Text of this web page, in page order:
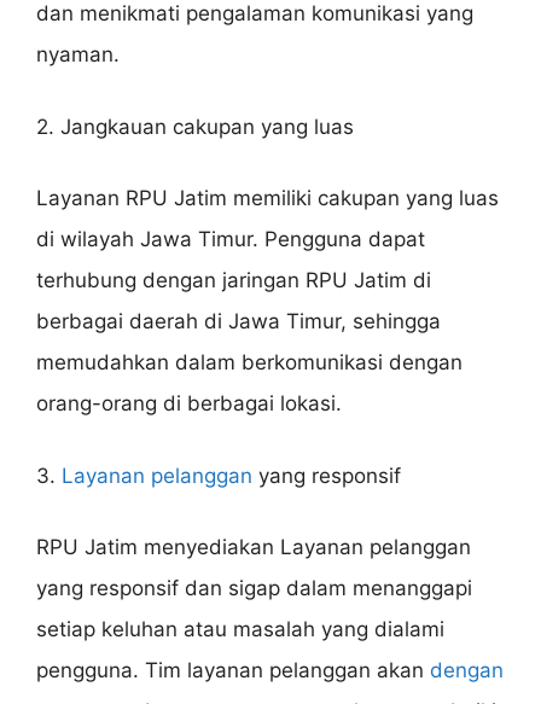
dan menikmati pengalaman komunikasi yang
nyaman.
2. Jangkauan cakupan yang luas
Layanan RPU Jatim memiliki cakupan yang luas
di wilayah Jawa Timur. Pengguna dapat
terhubung dengan jaringan RPU Jatim di
berbagai daerah di Jawa Timur, sehingga
memudahkan dalam berkomunikasi dengan
orang-orang di berbagai lokasi.
3. Layanan pelanggan yang responsif
RPU Jatim menyediakan Layanan pelanggan
yang responsif dan sigap dalam menanggapi
setiap keluhan atau masalah yang dialami
pengguna. Tim layanan pelanggan akan dengan